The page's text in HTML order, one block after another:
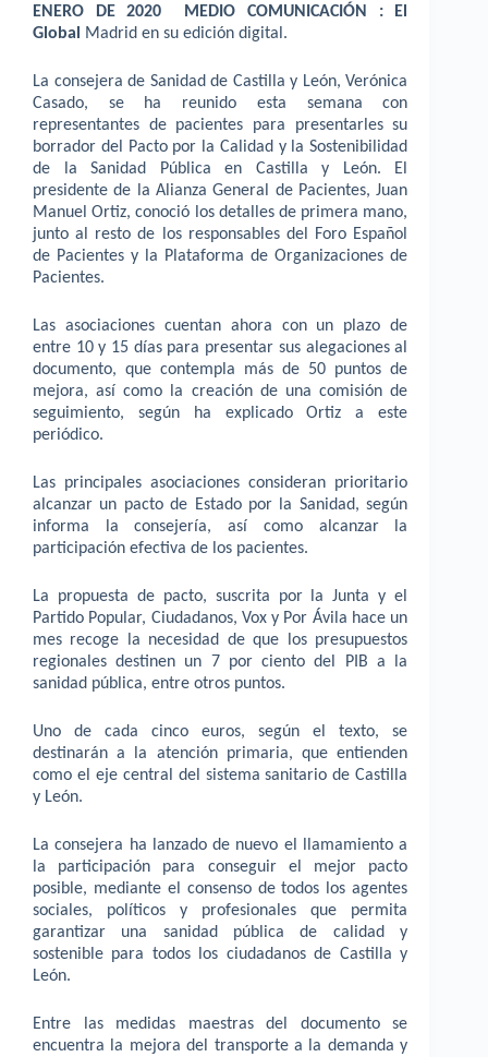
ENERO DE 2020 MEDIO COMUNICACIÓN :
El
Global
Madrid en su edición digital.
La consejera de Sanidad de Castilla y León, Verónica
Casado, se ha reunido esta semana con
representantes de pacientes para presentarles su
borrador del Pacto por la Calidad y la Sostenibilidad
de la Sanidad Pública en Castilla y León. El
presidente de la Alianza General de Pacientes, Juan
Manuel Ortiz, conoció los detalles de primera mano,
junto al resto de los responsables del Foro Español
de Pacientes y la Plataforma de Organizaciones de
Pacientes.
Las asociaciones cuentan ahora con un plazo de
entre 10 y 15 días para presentar sus alegaciones al
documento, que contempla más de 50 puntos de
mejora, así como la creación de una comisión de
seguimiento, según ha explicado Ortiz a este
periódico.
Las principales asociaciones consideran prioritario
alcanzar un pacto de Estado por la Sanidad, según
informa la consejería, así como alcanzar la
participación efectiva de los pacientes.
La propuesta de pacto, suscrita por la Junta y el
Partido Popular, Ciudadanos, Vox y Por Ávila hace un
mes recoge la necesidad de que los presupuestos
regionales destinen un 7 por ciento del PIB a la
sanidad pública, entre otros puntos.
Uno de cada cinco euros, según el texto, se
destinarán a la atención primaria, que entienden
como el eje central del sistema sanitario de Castilla
y León.
La consejera ha lanzado de nuevo el llamamiento a
la participación para conseguir el mejor pacto
posible, mediante el consenso de todos los agentes
sociales, políticos y profesionales que permita
garantizar una sanidad pública de calidad y
sostenible para todos los ciudadanos de Castilla y
León.
Entre las medidas maestras del documento se
encuentra la mejora del transporte a la demanda y